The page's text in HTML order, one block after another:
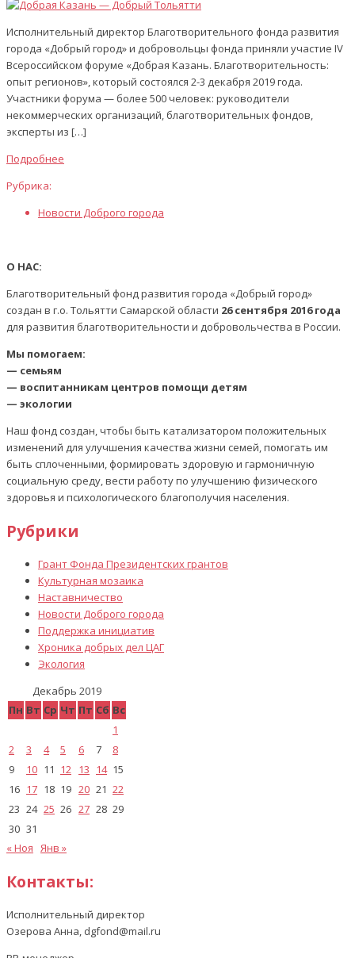
Исполнительный директор Благотворительного фонда развития
города «Добрый город» и добровольцы фонда приняли участие IV
Всероссийском форуме «Добрая Казань. Благотворительность:
опыт регионов», который состоялся 2-3 декабря 2019 года.
Участники форума — более 500 человек: руководители
некоммерческих организаций, благотворительных фондов,
эксперты из […]
Подробнее
Рубрика:
Новости Доброго города
О НАС:
Благотворительный фонд развития города «Добрый город»
создан в г.о. Тольятти Самарской области 26 сентября 2016 года
для развития благотворительности и добровольчества в России.
Мы помогаем:
— семьям
— воспитанникам центров помощи детям
— экологии
Наш фонд создан, чтобы быть катализатором положительных
изменений для улучшения качества жизни семей, помогать им
быть сплоченными, формировать здоровую и гармоничную
социальную среду, вести работу по улучшению физического
здоровья и психологического благополучия населения.
Рубрики
Грант Фонда Президентских грантов
Культурная мозаика
Наставничество
Новости Доброго города
Поддержка инициатив
Хроника добрых дел ЦАГ
Экология
Декабрь 2019
Пн Вт Ср Чт Пт Сб Вс
1
2
3 4 5 6 7
8
9
10 11 12 13 14 15
16 17 18 19 20 21 22
23 24 25 26 27 28 29
30 31
« Ноя Янв »
Контакты:
Исполнительный директор
Озерова Анна, dgfond@mail.ru